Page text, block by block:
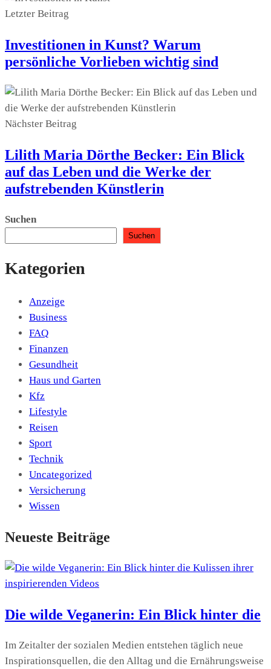
Letzter Beitrag
Investitionen in Kunst? Warum
persönliche Vorlieben wichtig sind
Nächster Beitrag
Lilith Maria Dörthe Becker: Ein Blick
auf das Leben und die Werke der
aufstrebenden Künstlerin
Suchen
Suchen
Kategorien
Anzeige
Business
FAQ
Finanzen
Gesundheit
Haus und Garten
Kfz
Lifestyle
Reisen
Sport
Technik
Uncategorized
Versicherung
Wissen
Neueste Beiträge
Die wilde Veganerin: Ein Blick hinter die
Im Zeitalter der sozialen Medien entstehen täglich neue
Inspirationsquellen, die den Alltag und die Ernährungsweise